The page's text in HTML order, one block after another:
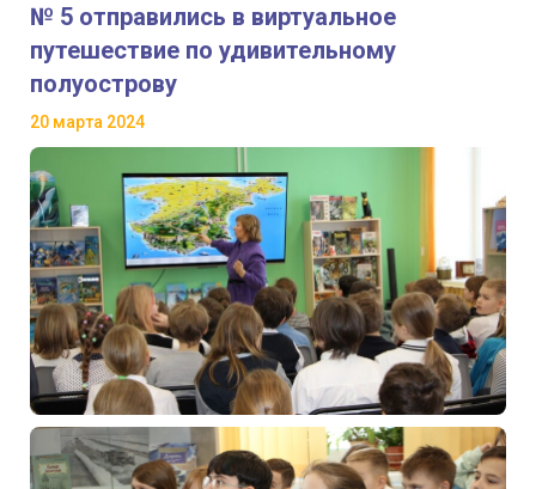
№ 5 отправились в виртуальное
путешествие по удивительному
полуострову
20 марта 2024